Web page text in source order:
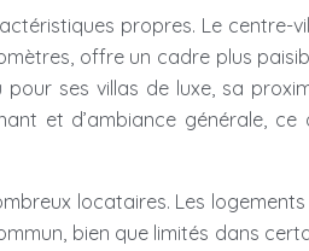
propres. Le centre-
offre un cadre plus
ses villas de luxe, sa
et d’ambiance générale,
locataires. Les
bien que limités dans